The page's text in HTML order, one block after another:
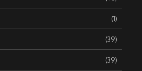
(1)
(39)
(39)